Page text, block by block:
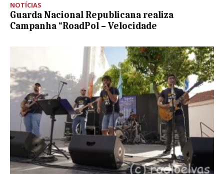
NOTÍCIAS
Guarda Nacional Republicana realiza
Campanha “RoadPol – Velocidade